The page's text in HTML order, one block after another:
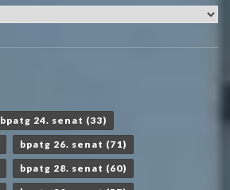
bpatg 24. senat (33)
bpatg 26. senat (71)
bpatg 28. senat (60)